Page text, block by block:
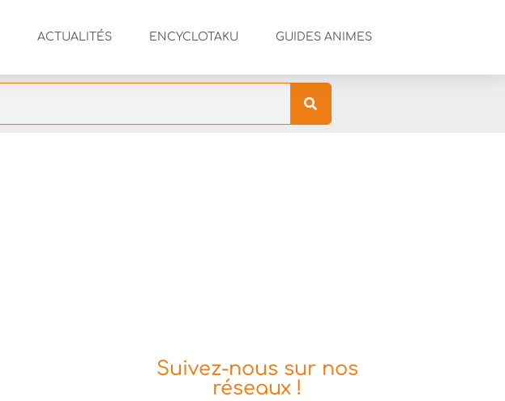
ACTUALITÉS ENCYCLOTAKU GUIDES ANIMES
Suivez-nous sur nos
réseaux !